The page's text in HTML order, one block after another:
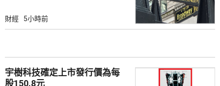
財經 5小時前
宇樹科技確定上市發行價為每
股150.8元